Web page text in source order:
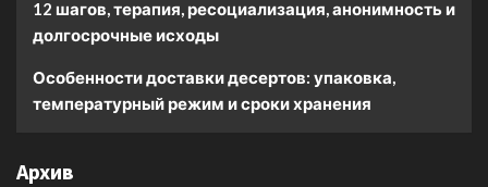
12 шагов, терапия, ресоциализация, анонимность и
долгосрочные исходы
Особенности доставки десертов: упаковка,
температурный режим и сроки хранения
Архив